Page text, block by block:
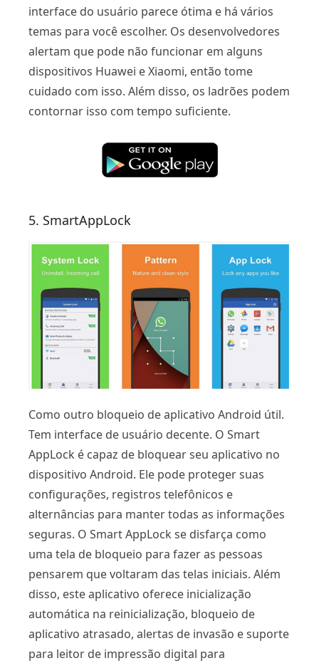
interface do usuário parece ótima e há vários
temas para você escolher. Os desenvolvedores
alertam que pode não funcionar em alguns
dispositivos Huawei e Xiaomi, então tome
cuidado com isso. Além disso, os ladrões podem
contornar isso com tempo suficiente.
5. SmartAppLock
Como outro bloqueio de aplicativo Android útil.
Tem interface de usuário decente. O Smart
AppLock é capaz de bloquear seu aplicativo no
dispositivo Android. Ele pode proteger suas
configurações, registros telefônicos e
alternâncias para manter todas as informações
seguras. O Smart AppLock se disfarça como
uma tela de bloqueio para fazer as pessoas
pensarem que voltaram das telas iniciais. Além
disso, este aplicativo oferece inicialização
automática na reinicialização, bloqueio de
aplicativo atrasado, alertas de invasão e suporte
para leitor de impressão digital para